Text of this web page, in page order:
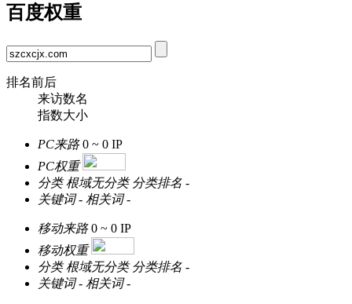
百度权重
排名前后
来访数名
指数大小
PC来路 0 ~ 0 IP
PC权重
分类 根域无分类 分类排名 -
关键词 - 相关词 -
移动来路 0 ~ 0 IP
移动权重
分类 根域无分类 分类排名 -
关键词 - 相关词 -